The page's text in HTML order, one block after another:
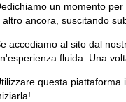
un momento
altro ancora, suscitando
accediamo al sito dal
fluida. Una
questa